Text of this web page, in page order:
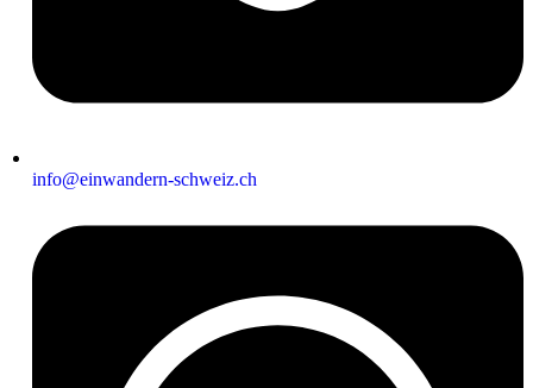
info@einwandern-schweiz.ch